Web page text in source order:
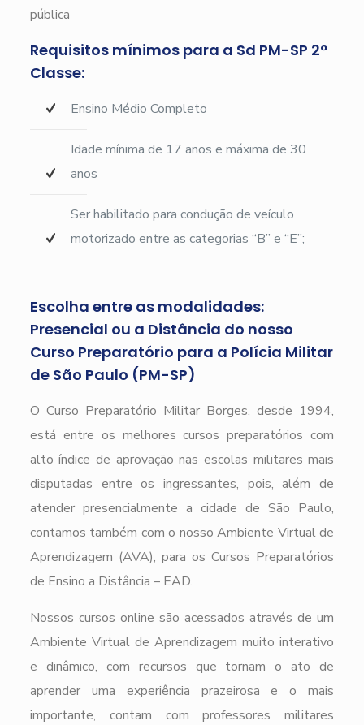
pública
Requisitos mínimos para a Sd PM-SP 2°
Classe:
Ensino Médio Completo
Idade mínima de 17 anos e máxima de 30
anos
Ser habilitado para condução de veículo
motorizado entre as categorias “B” e “E”;
Escolha entre as modalidades:
Presencial ou a Distância do nosso
Curso Preparatório para a Polícia Militar
de São Paulo (PM-SP)
O Curso Preparatório Militar Borges, desde 1994,
está entre os melhores cursos preparatórios com
alto índice de aprovação nas escolas militares mais
disputadas entre os ingressantes, pois, além de
atender presencialmente a cidade de São Paulo,
contamos também com o nosso Ambiente Virtual de
Aprendizagem (AVA), para os Cursos Preparatórios
de Ensino a Distância – EAD.
Nossos cursos online são acessados através de um
Ambiente Virtual de Aprendizagem muito interativo
e dinâmico, com recursos que tornam o ato de
aprender uma experiência prazeirosa e o mais
importante, contam com professores militares